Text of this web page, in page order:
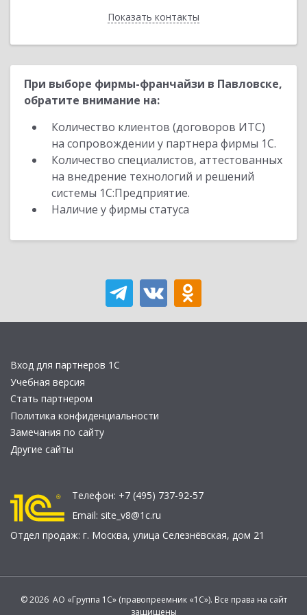
Показать контакты
Назад
При выборе фирмы-франчайзи в Павловске,
обратите внимание на:
Количество клиентов (договоров ИТС)
на сопровождении у партнера фирмы 1С.
Количество специалистов, аттестованных
на внедрение технологий и решений
системы 1С:Предприятие.
Наличие у фирмы статуса
Вход для партнеров 1С
Учебная версия
Стать партнером
Политика конфиденциальности
Замечания по сайту
Другие сайты
Телефон: +7 (495) 737-92-57
Email: site_v8@1c.ru
Отдел продаж: г. Москва, улица Селезнёвская, дом 21
© 2026 АО «Группа 1С» (правопреемник «1С»). Все права на сайт
защищены